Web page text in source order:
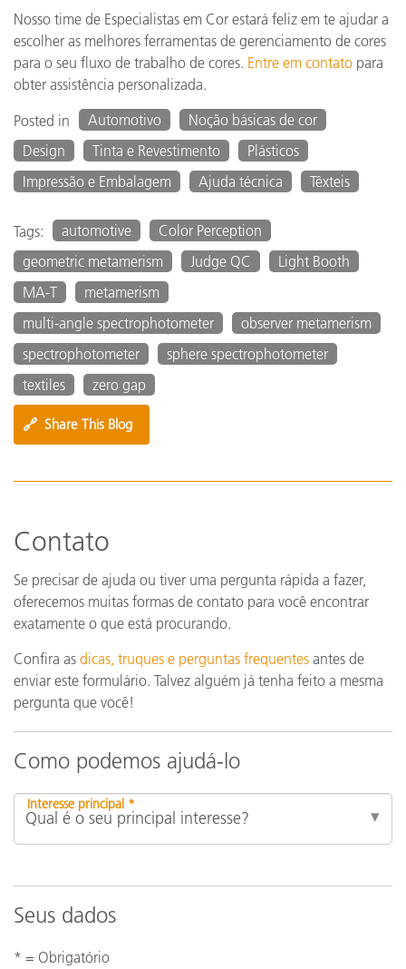
Nosso time de Especialistas em Cor estará feliz em te ajudar a
escolher as melhores ferramentas de gerenciamento de cores
para o seu fluxo de trabalho de cores. Entre em contato para
obter assistência personalizada.
Posted in
Automotivo
Noção básicas de cor
Design
Tinta e Revestimento
Plásticos
Impressão e Embalagem
Ajuda técnica Têxteis
Tags: automotive
Color Perception
geometric metamerism
Judge QC
Light Booth
MA-T
metamerism
multi-angle spectrophotometer
observer metamerism
spectrophotometer
sphere spectrophotometer
textiles
zero gap
🔗 Share This Blog
Contato
Se precisar de ajuda ou tiver uma pergunta rápida a fazer,
oferecemos muitas formas de contato para você encontrar
exatamente o que está procurando.
Confira as dicas, truques e perguntas frequentes antes de
enviar este formulário. Talvez alguém já tenha feito a mesma
pergunta que você!
Como podemos ajudá-lo
Interesse principal *
Seus dados
* = Obrigatório